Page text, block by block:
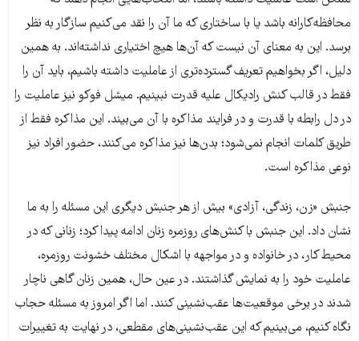
محافظه‌کارانه باشد یا با ساختاری که ما آن را نقد می‌کنیم سازگار به نظر
برسد. این به معنای آن نیست که آن‌ها هیچ اختیاری نداشته‌اند. به همین
دلیل، اگر بخواهیم تعریف گسترده‌تری از عاملیت داشته باشیم، باید آن را
فقط در قالب کنش رادیکال علیه قدرت نبینیم. میشل فوکو نیز عاملیت را
در دل رابطه با قدرت و در فرایند مذاکره با آن می‌بیند. این مذاکره فقط از
طریق کلمات انجام نمی‌شود؛ بدن‌ها نیز مذاکره می‌کنند، حضور افراد نیز
نوعی مذاکره است.
جنبش «زن، زندگی، آزادی» بیش از هر جنبش دیگری این مسئله را به ما
نشان داد. این جنبش با کنش‌های روزمره زنان ادامه پیدا کرد؛ زنانی که در
محیط کار، در خانواده و در مواجهه با اشکال مختلف خشونت روزمره،
عاملیت خود را به نمایش گذاشتند. در عین حال، همین زنان گاهی ناچار
شدند در برخی موقعیت‌ها عقب‌نشینی کنند. اما اگر امروز به مسئله حجاب
نگاه کنیم، می‌بینیم که این عقب‌نشینی‌های مقطعی، در نهایت به تغییرات